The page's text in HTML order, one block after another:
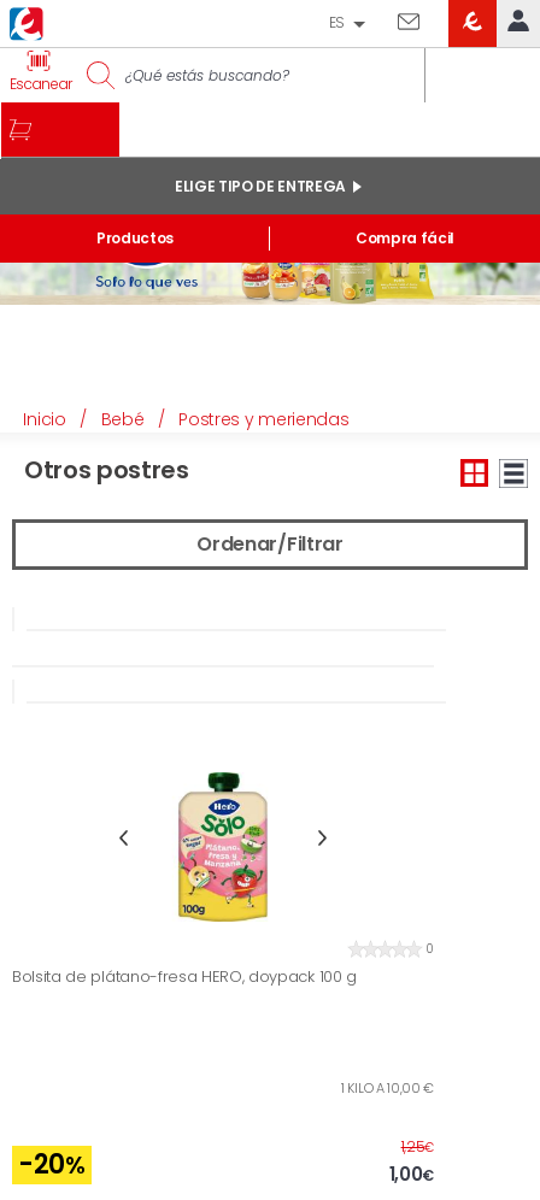
IDENTIFÍCATE
Pedidos online
Mis productos comprados en tienda y online
Listas
ES
Escanear
Productos
ELIGE TIPO DE ENTREGA
Compra fácil
Inicio / Bebé / Postres y meriendas
Otros postres
Ordenar/Filtrar
0
Bolsita de plátano-fresa HERO, doypack 100 g
1 KILO A 10,00 €
-20%
1,25€Antes
1,00€